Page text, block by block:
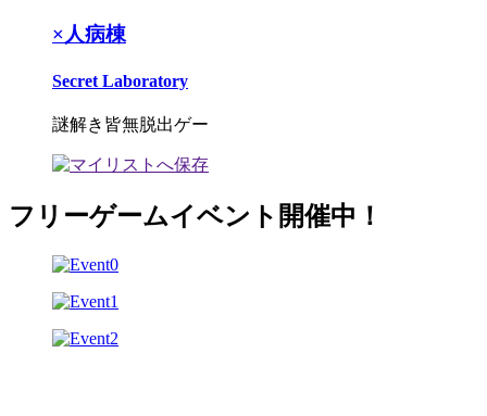
×人病棟
Secret Laboratory
謎解き皆無脱出ゲー
フリーゲームイベント開催中！